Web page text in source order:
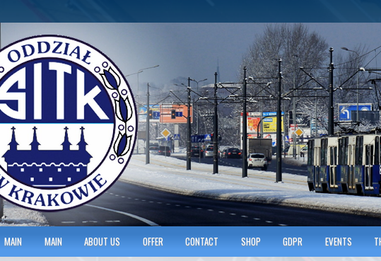
SITK RP Oddział w KRAKOWIE
MAIN MAIN ABOUT US OFFER CONTACT SHOP GDPR EVENTS